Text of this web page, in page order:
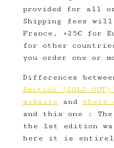
provided for all
Shipping fees will
France, +25€ for
for other
you order one or
Differences
Edition (SOLD
website and there
and this one :
the 1st edition
here it is entirely